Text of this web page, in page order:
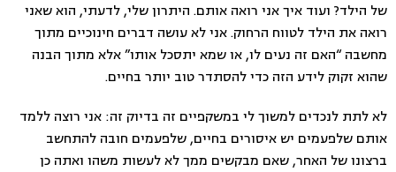
של הילד? ועוד איך אני רואה אותם. היתרון שלי, לדעתי, הוא שאני
רואה את הילד לטווח הרחוק. אני לא עושה דברים חינוכיים מתוך
מחשבה “האם זה נעים לו, או שמא יתסכל אותו” אלא מתוך הבנה
שהוא זקוק לידע הזה כדי להסתדר טוב יותר בחיים.
לא לתת לנכדים למשוך לי במשקפיים זה בדיוק זה: אני רוצה ללמד
אותם שלפעמים יש איסורים בחיים, שלפעמים חובה להתחשב
ברצונו של האחר, שאם מבקשים ממך לא לעשות משהו ואתה כן